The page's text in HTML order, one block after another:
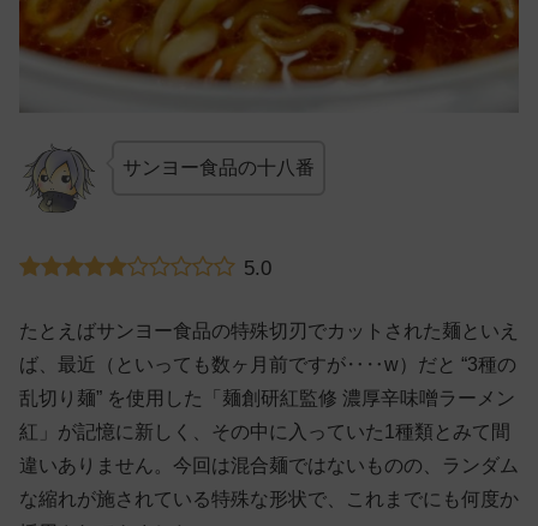
サンヨー食品の十八番
5.0
たとえばサンヨー食品の特殊切刃でカットされた麺といえ
ば、最近（といっても数ヶ月前ですが‥‥w）だと “3種の
乱切り麺” を使用した「麺創研紅監修 濃厚辛味噌ラーメン
紅」が記憶に新しく、その中に入っていた1種類とみて間
違いありません。今回は混合麺ではないものの、ランダム
な縮れが施されている特殊な形状で、これまでにも何度か